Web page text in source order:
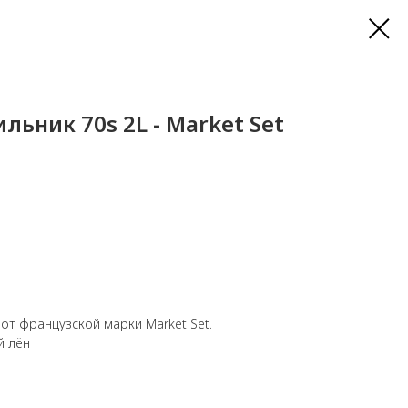
70s 2L - Market Set
французской марки Market Set.
лён